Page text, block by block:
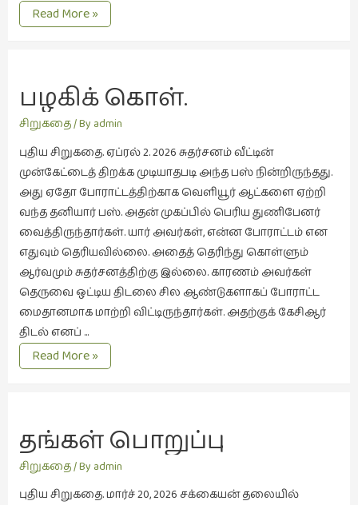
எனது
ஓவியங்கள்
(47)
ஓவியங்கள்
(53)
கட்டுரைகள்
கட்டுரைகள்
கதைகள்
செல்லும்
பாதை
(10)
கல்வி
கவிஞனும்
கவிதையும்
திரைக்கு
முன்னால்.
Read More »
பழகிக் கொள்.
சிறுகதை/ By admin
புதிய சிறுகதை. ஏப்ரல் 2. 2026 சுதர்சனம் வீட்டின்
முன்கேட்டைத் திறக்க முடியாதபடி அந்த பஸ் நின்றிருந்தது.
அது ஏதோ போராட்டத்திற்காக வெளியூர் ஆட்களை ஏற்றி
வந்த தனியார் பஸ். அதன் முகப்பில் பெரிய துணிபேனர்
வைத்திருந்தார்கள். யார் அவர்கள், என்ன போராட்டம் என
எதுவும் தெரியவில்லை. அதைத் தெரிந்து கொள்ளும்
ஆர்வமும் சுதர்சனத்திற்கு இல்லை. காரணம் அவர்கள்
தெருவை ஒட்டிய திடலை சில ஆண்டுகளாகப் போராட்ட
மைதானமாக மாற்றி விட்டிருந்தார்கள். அதற்குக் கேசிஆர்
திடல் எனப் …
பழகிக்
கொள்.
Read More »
தங்கள் பொறுப்பு
சிறுகதை/ By admin
புதிய சிறுகதை. மார்ச் 20, 2026 சக்கையன் தலையில்